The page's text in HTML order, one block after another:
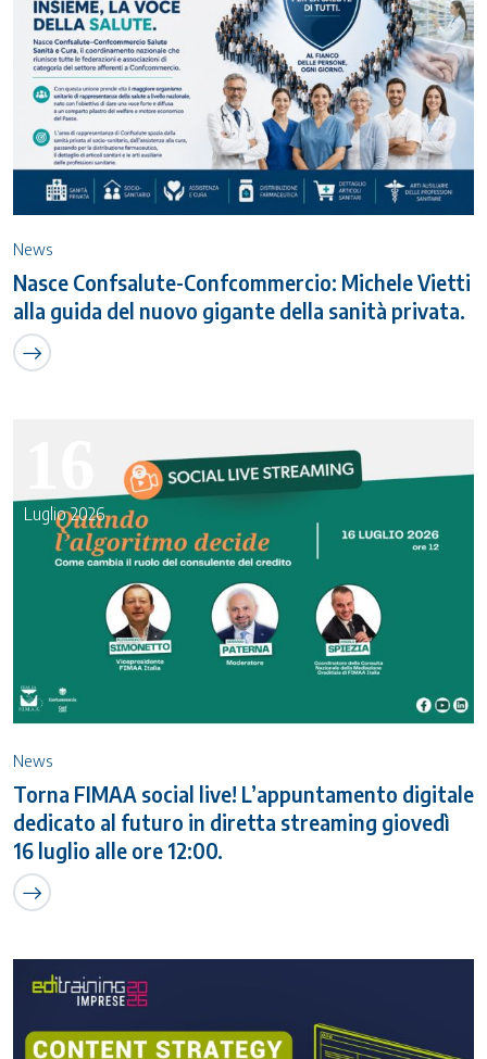
News
Nasce Confsalute-Confcommercio: Michele Vietti
alla guida del nuovo gigante della sanità privata.
Luglio 2026
News
Torna FIMAA social live! L’appuntamento digitale
dedicato al futuro in diretta streaming giovedì
16 luglio alle ore 12:00.